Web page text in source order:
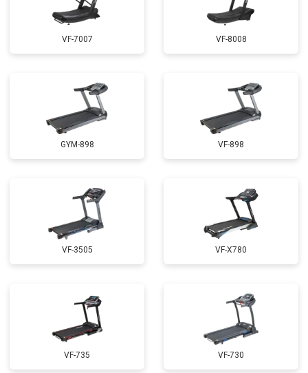
VF-7007 VF-8008
GYM-898 VF-898
VF-3505 VF-X780
VF-735 VF-730